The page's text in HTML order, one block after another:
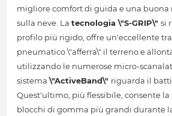
migliore comfort di guida e una buona
sulla neve. La tecnologia \"S-GRIP\" si
profilo più rigido, offre un'eccellente
pneumatico \"afferra\" il terreno e
utilizzando le numerose micro-
sistema\"ActiveBand\" riguarda il
Quest'ultimo, più flessibile, consente
blocchi di gomma più grandi durante